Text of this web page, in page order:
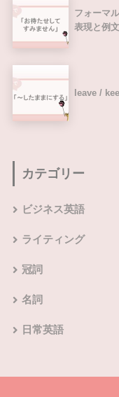
フォーマ
表現と例文
leave /
カテゴリー
ビジネス英語
ライティング
冠詞
名詞
日常英語